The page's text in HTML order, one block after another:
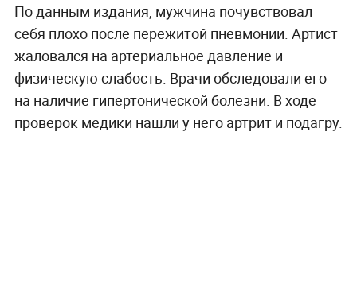
По данным издания, мужчина почувствовал
себя плохо после пережитой пневмонии. Артист
жаловался на артериальное давление и
физическую слабость. Врачи обследовали его
на наличие гипертонической болезни. В ходе
проверок медики нашли у него артрит и подагру.